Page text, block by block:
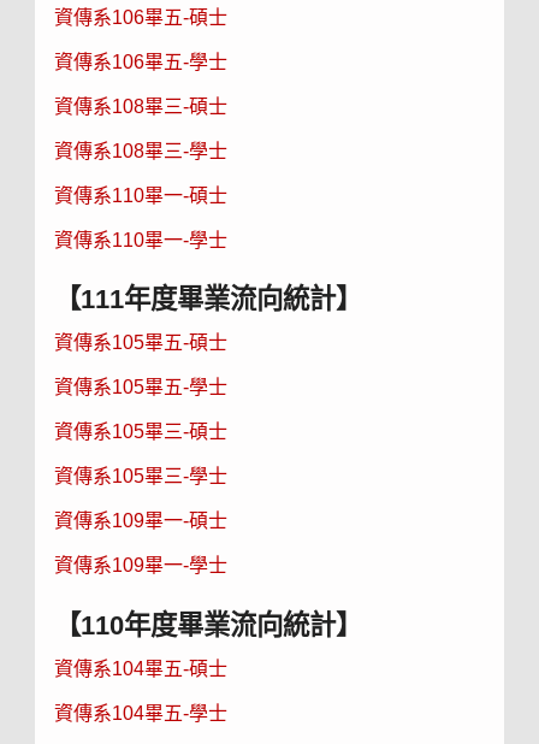
資傳系106畢五-碩士
資傳系106畢五-學士
資傳系108畢三-碩士
資傳系108畢三-學士
資傳系110畢一-碩士
資傳系110畢一-學士
【111年度畢業流向統計】
資傳系105畢五-碩士
資傳系105畢五-學士
資傳系105畢三-碩士
資傳系105畢三-學士
資傳系109畢一-碩士
資傳系109畢一-學士
【110年度畢業流向統計】
資傳系104畢五-碩士
資傳系104畢五-學士